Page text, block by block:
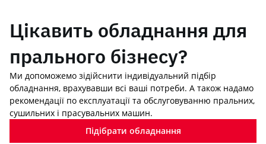
Цікавить обладнання для
прального бізнесу?
Ми допоможемо зідійснити індивідуальний підбір
обладнання, врахувавши всі ваші потреби. А також надамо
рекомендації по експлуатації та обслуговуванню пральних,
сушильних і прасувальних машин.
Підібрати обладнання